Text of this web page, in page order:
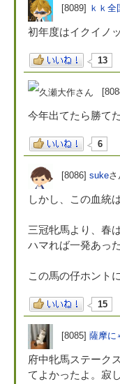
[8089] ｋｋ全
初年度はイクイノ
13
今年出てたら勝て
6
[8086] sukeさ
しかし、この血統
三冠牝馬より、春
ハマれば一発あっ
この馬の仔ホント
15
[8085] 薩摩に
府中牝馬ステーク
てよかったよ。寂